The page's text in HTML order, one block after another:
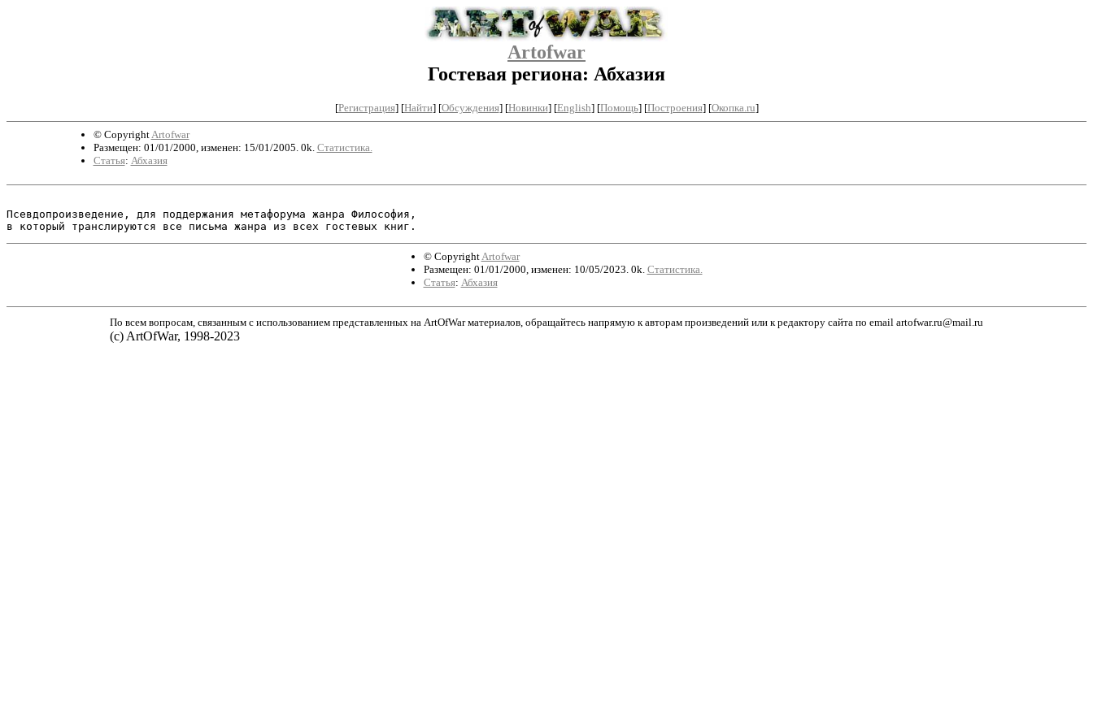
Artofwar
Гостевая региона: Абхазия
[Регистрация] [Найти] [Обсуждения] [Новинки] [English] [Помощь] [Построения] [Окопка.ru]
© Copyright Artofwar
Размещен: 01/01/2000, изменен: 15/01/2005. 0k. Статистика.
Статья: Абхазия
Псевдопроизведение, для поддержания метафорума жанра Философия,
© Copyright Artofwar
Размещен: 01/01/2000, изменен: 10/05/2023. 0k. Статистика.
Статья: Абхазия
По всем вопросам, связанным с использованием представленных на ArtOfWar материалов, обращайтесь напрямую к авторам произведений или к редактору сайта по email artofwar.ru@mail.ru
(с) ArtOfWar, 1998-2023